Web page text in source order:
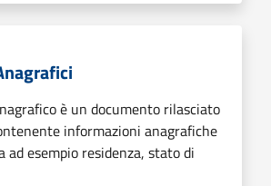
è un documento rilasciato
informazioni anagrafiche
ad esempio residenza, stato di